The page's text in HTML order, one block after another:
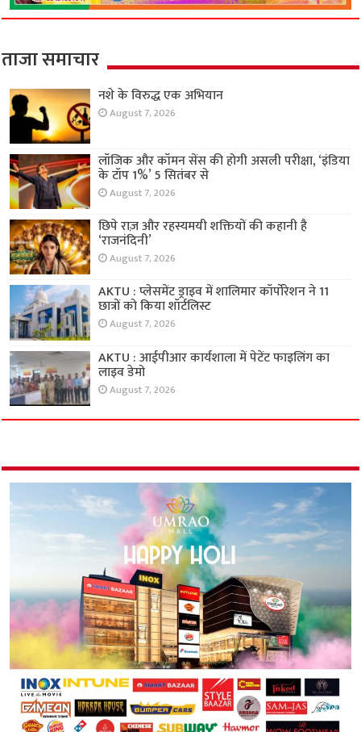
ताजा समाचार
नशे के विरुद्ध एक अभियान
August 7, 2026
लॉजिक और कॉमन सेंस की होगी असली परीक्षा, ‘इंडिया
के टॉप 1%’ 5 सितंबर से
August 7, 2026
छिपे राज़ और रहस्यमयी शक्तियों की कहानी है
‘राजनंदिनी’
August 7, 2026
AKTU : प्लेसमेंट ड्राइव में शालिमार कॉर्पोरेशन ने 11
छात्रों को किया शॉर्टलिस्ट
August 7, 2026
AKTU : आईपीआर कार्यशाला में पेटेंट फाइलिंग का
लाइव डेमो
August 7, 2026